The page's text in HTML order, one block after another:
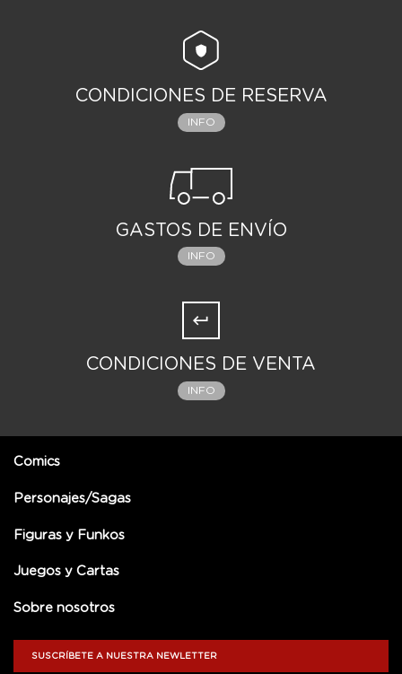
CONDICIONES DE RESERVA
INFO
GASTOS DE ENVÍO
INFO
CONDICIONES DE VENTA
INFO
Comics
Personajes/Sagas
Figuras y Funkos
Juegos y Cartas
Sobre nosotros
SUSCRÍBETE A NUESTRA NEWLETTER